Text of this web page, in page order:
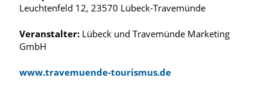
Leuchtenfeld 12, 23570 Lübeck-Travemünde
Veranstalter: Lübeck und Travemünde Marketing
GmbH
www.travemuende-tourismus.de